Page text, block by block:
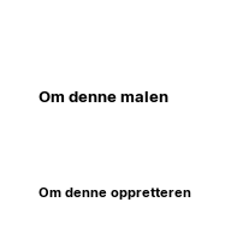
Om denne malen
Om denne oppretteren